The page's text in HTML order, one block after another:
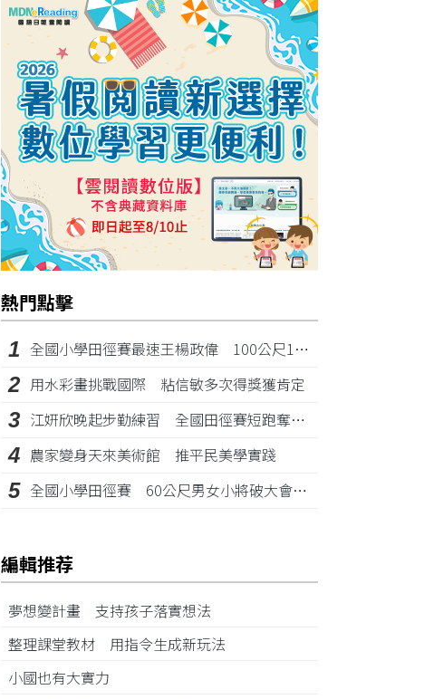
熱門點擊
1 全國小學田徑賽最速王楊政偉 100公尺11秒87奪金
2 用水彩畫挑戰國際 粘信敏多次得獎獲肯定
3 江姸欣晚起步勤練習 全國田徑賽短跑奪金摘銅
4 農家變身天來美術館 推平民美學實踐
5 全國小學田徑賽 60公尺男女小將破大會紀錄
編輯推荐
夢想變計畫 支持孩子落實想法
整理課堂教材 用指令生成新玩法
小國也有大實力